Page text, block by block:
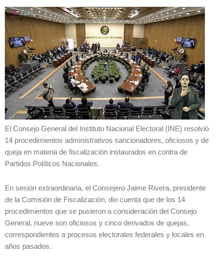
El Consejo General del Instituto Nacional Electoral (INE) resolvió
14 procedimientos administrativos sancionadores, oficiosos y de
queja en materia de fiscalización instaurados en contra de
Partidos Políticos Nacionales.
En sesión extraordinaria, el Consejero Jaime Rivera, presidente
de la Comisión de Fiscalización, dio cuenta que de los 14
procedimientos que se pusieron a consideración del Consejo
General, nueve son oficiosos y cinco derivados de quejas,
correspondientes a procesos electorales federales y locales en
años pasados.